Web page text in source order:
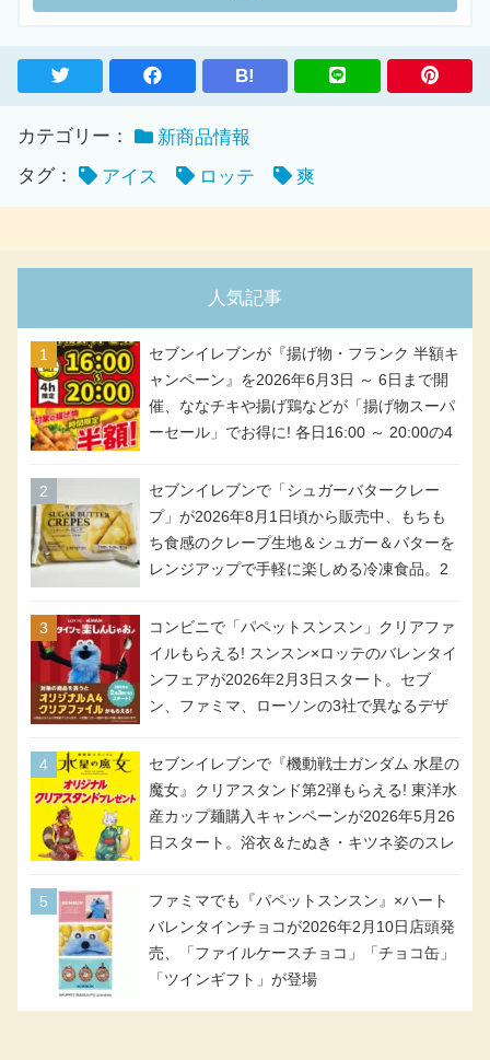
B!
カテゴリー：
新商品情報
タグ：
アイス ロッテ 爽
人気記事
セブンイレブンが『揚げ物・フランク 半額キ
ャンペーン』を2026年6月3日 ～ 6日まで開
催、ななチキや揚げ鶏などが「揚げ物スーパ
ーセール」でお得に! 各日16:00 ～ 20:00の4
アメリカンドッグが税抜き69円!
セブンイレブンで「シュガーバタークレー
プ」が2026年8月1日頃から販売中、もちも
ち食感のクレープ生地＆シュガー＆バターを
レンジアップで手軽に楽しめる冷凍食品。2
コンビニで「パペットスンスン」クリアファ
イルもらえる! スンスン×ロッテのバレンタイ
ンフェアが2026年2月3日スタート。セブ
ン、ファミマ、ローソンの3社で異なるデザ
セブンイレブンで『機動戦士ガンダム 水星の
魔女』クリアスタンド第2弾もらえる! 東洋水
産カップ麺購入キャンペーンが2026年5月26
日スタート。浴衣＆たぬき・キツネ姿のスレ
号・5号) / シャディクが全6種のクリアスタ
ンドになって登場!
ファミマでも『パペットスンスン』×ハート
バレンタインチョコが2026年2月10日店頭発
売、「ファイルケースチョコ」「チョコ缶」
「ツインギフト」が登場